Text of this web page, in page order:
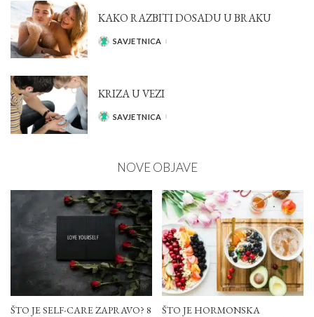
KAKO RAZBITI DOSADU U BRAKU
POSTED
SAVJETNICA
KRIZA U VEZI
POSTED
SAVJETNICA
NOVE OBJAVE
ŠTO JE SELF-CARE ZAPRAVO? 8
ŠTO JE HORMONSKA